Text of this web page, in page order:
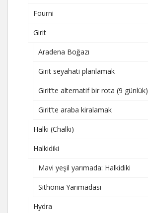
Fourni
Girit
Aradena Boğazı
Girit seyahati planlamak
Girit’te alternatif bir rota (9 günlük)
Girit’te araba kiralamak
Halki (Chalki)
Halkidiki
Mavi yeşil yarımada: Halkidiki
Sithonia Yarımadası
Hydra